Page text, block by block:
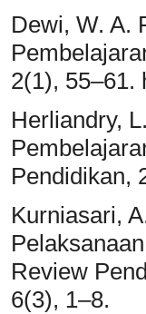
Dewi, W. A.
2(1), 55–61.
Herliandry,
Pendidikan,
Kurniasari,
Review
6(3), 1–8.